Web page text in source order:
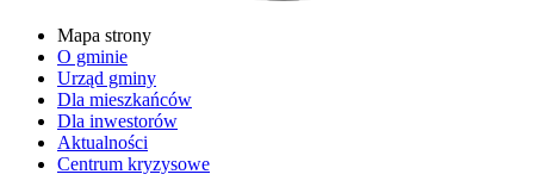
Mapa strony
O gminie
Urząd gminy
Dla mieszkańców
Dla inwestorów
Aktualności
Centrum kryzysowe